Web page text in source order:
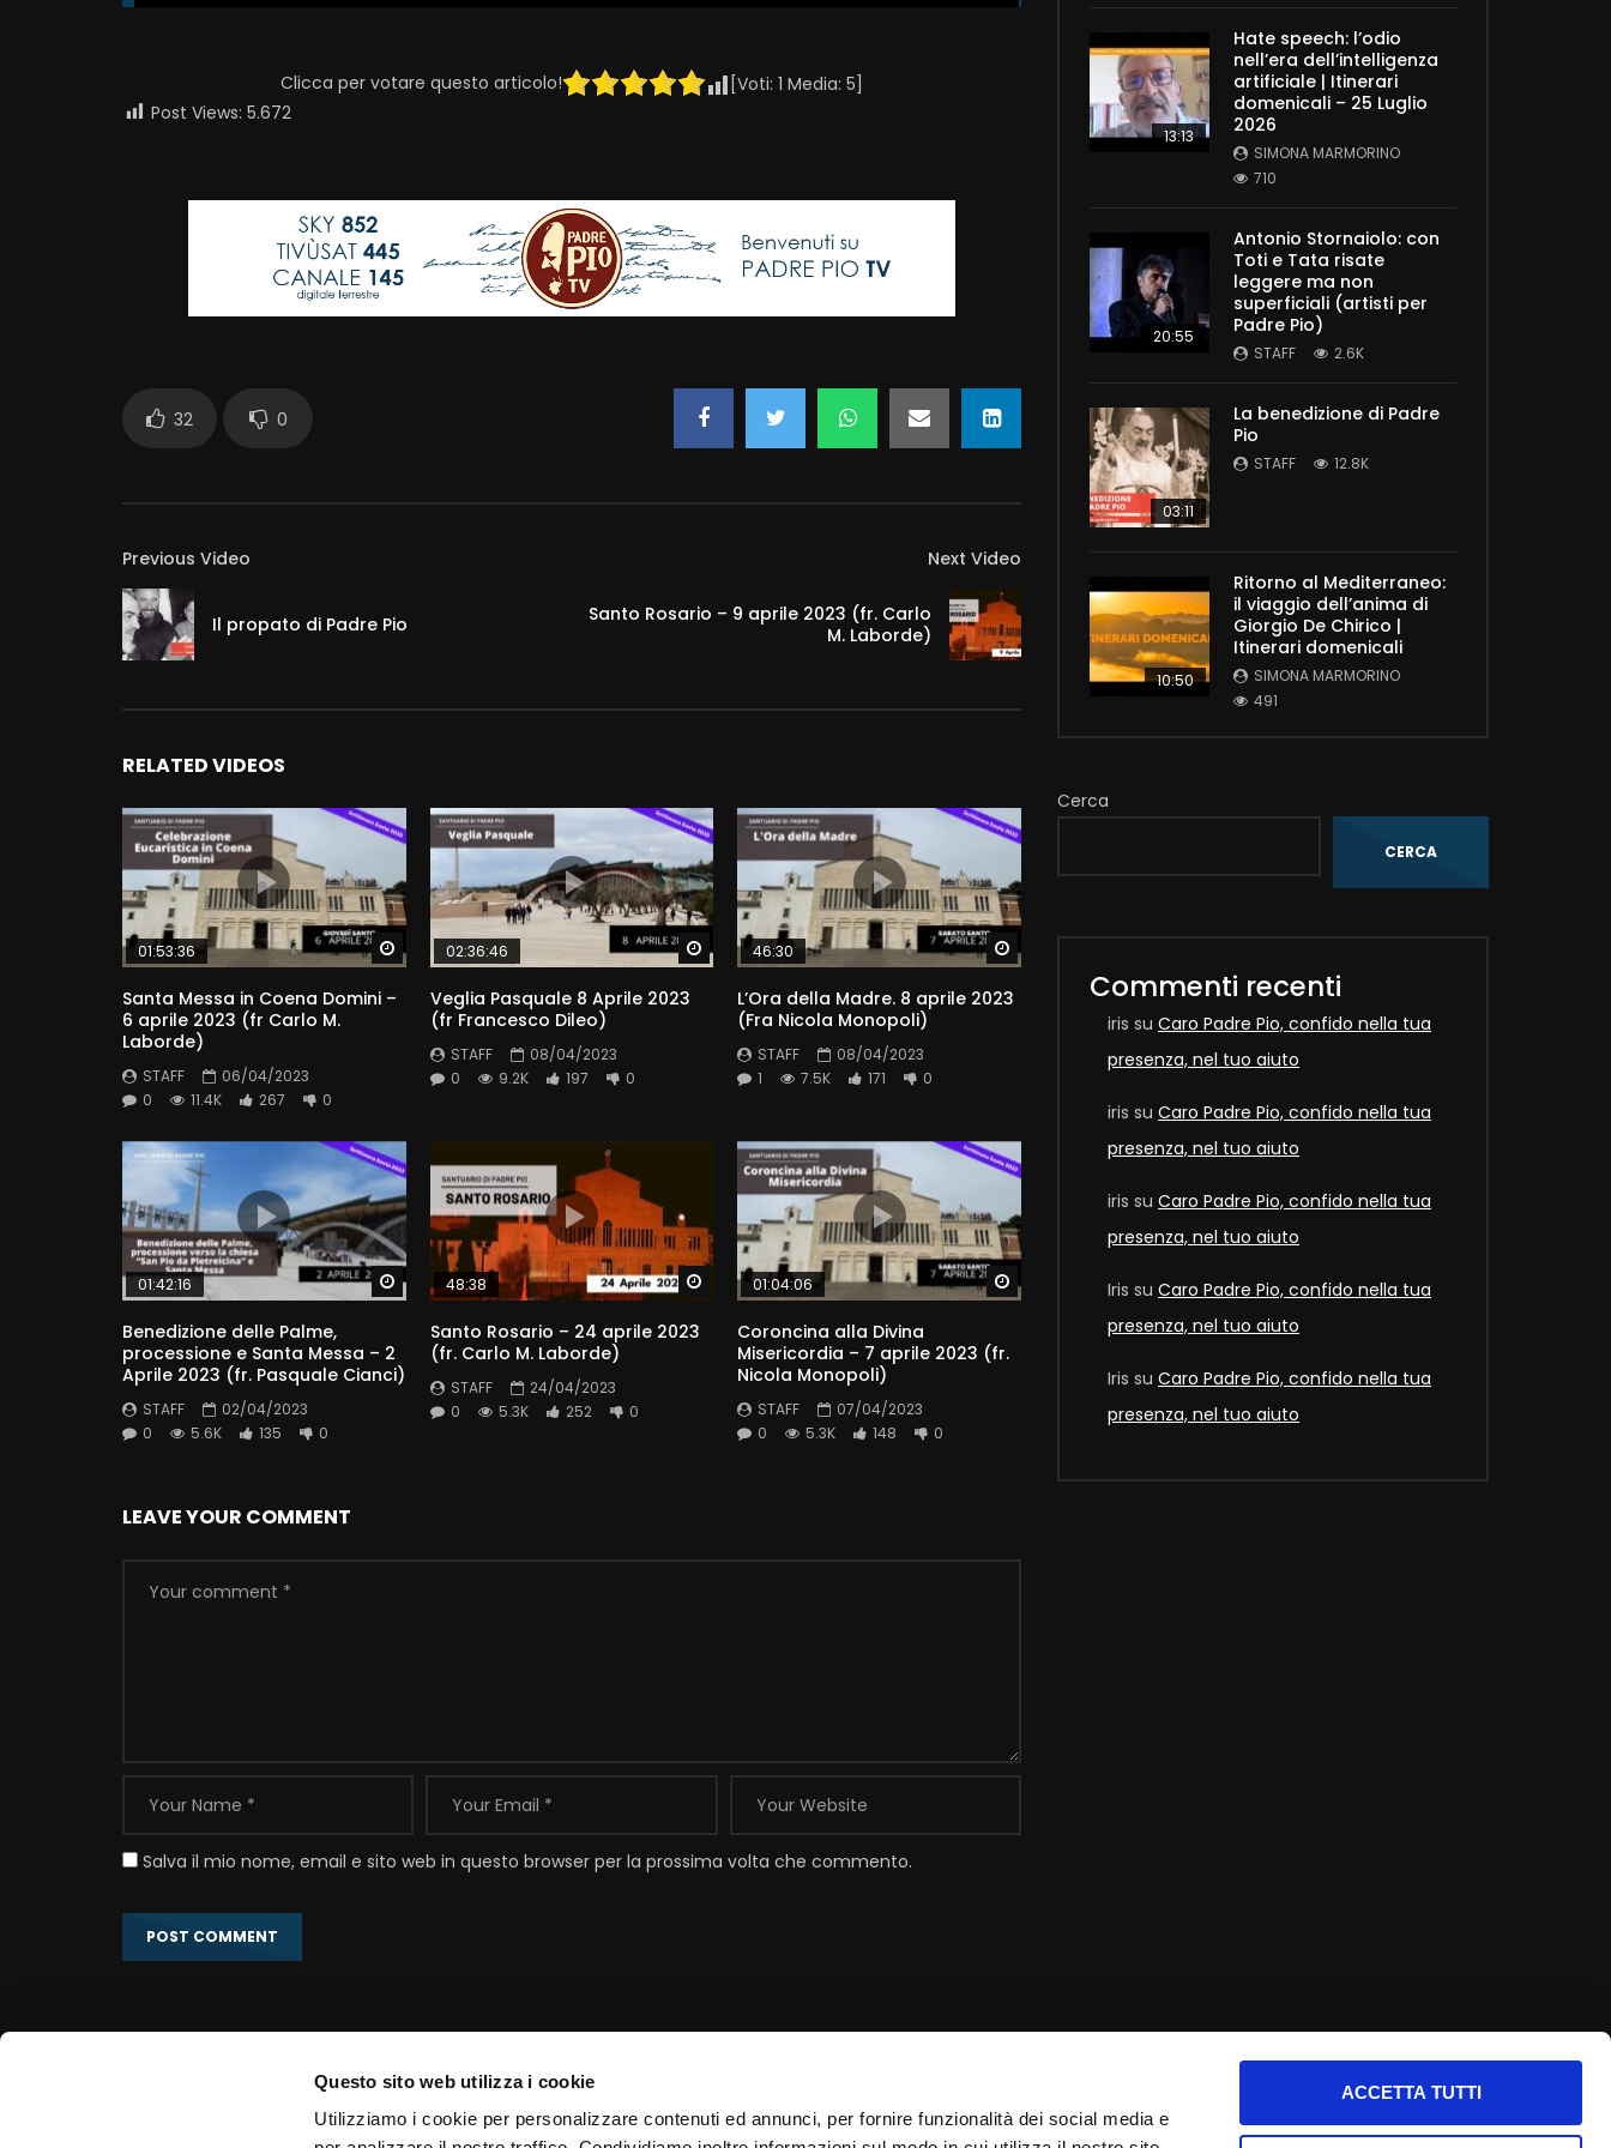
Questo sito web utilizza i cookie
Utilizziamo i cookie per personalizzare contenuti ed annunci, per fornire funzionalità dei social media e
ACCETTA TUTTI
Clicca per votare questo articolo! [Voti: 1 Media: 5
Post Views: 5.672
32 0
Previous Video
Il propato di Padre Pio
Next Video
Santo Rosario – 9 aprile 2023 (fr. Carlo
M. Laborde)
RELATED VIDEOS
Watch Later
01:53:36
Santa Messa in Coena Domini –
6 aprile 2023 (fr Carlo M.
Laborde)
STAFF
06/04/2023
0
11.4K 267 0
Watch Later
02:36:46
Veglia Pasquale 8 Aprile 2023
(fr Francesco Dileo)
STAFF
08/04/2023
0
9.2K 197 0
Watch Later
46:30
L’Ora della Madre. 8 aprile 2023
(Fra Nicola Monopoli)
STAFF
08/04/2023
1
7.5K 171 0
Watch Later
01:42:16
Benedizione delle Palme,
processione e Santa Messa – 2
Aprile 2023 (fr. Pasquale Cianci)
STAFF
02/04/2023
0
5.6K 135 0
Watch Later
48:38
Santo Rosario – 24 aprile 2023
(fr. Carlo M. Laborde)
STAFF
24/04/2023
0
5.3K 252 0
01:04:06
Coroncina alla Divina
Misericordia – 7 aprile 2023 (fr.
Nicola Monopoli)
STAFF
07/04/2023
0
5.3K 148 0
LEAVE YOUR COMMENT
Salva il mio nome, email e sito web in questo browser per la prossima volta che commento.
13:13
Hate speech: l’odio
nell’era dell’intelligenza
artificiale | Itinerari
domenicali – 25 Luglio
2026
SIMONA MARMORINO
710
20:55
Antonio Stornaiolo: con
Toti e Tata risate
leggere ma non
superficiali (artisti per
Padre Pio)
STAFF 2.6K
03:11
La benedizione di Padre
Pio
STAFF 12.8K
10:50
Ritorno al Mediterraneo:
il viaggio dell’anima di
Giorgio De Chirico |
Itinerari domenicali
SIMONA MARMORINO
491
Cerca
CERCA
Commenti recenti
iris su Caro Padre Pio, confido nella tua
presenza, nel tuo aiuto
iris su Caro Padre Pio, confido nella tua
presenza, nel tuo aiuto
iris su Caro Padre Pio, confido nella tua
presenza, nel tuo aiuto
Iris su Caro Padre Pio, confido nella tua
presenza, nel tuo aiuto
Iris su Caro Padre Pio, confido nella tua
presenza, nel tuo aiuto
Contatti Info utili